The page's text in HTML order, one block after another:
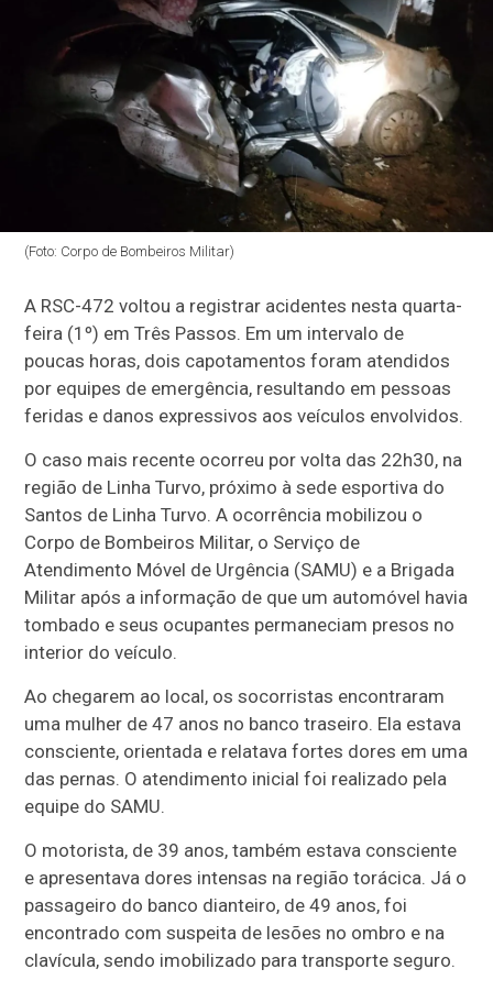
(Foto: Corpo de Bombeiros Militar)
A RSC-472 voltou a registrar acidentes nesta quarta-
feira (1º) em Três Passos. Em um intervalo de
poucas horas, dois capotamentos foram atendidos
por equipes de emergência, resultando em pessoas
feridas e danos expressivos aos veículos envolvidos.
O caso mais recente ocorreu por volta das 22h30, na
região de Linha Turvo, próximo à sede esportiva do
Santos de Linha Turvo. A ocorrência mobilizou o
Corpo de Bombeiros Militar, o Serviço de
Atendimento Móvel de Urgência (SAMU) e a Brigada
Militar após a informação de que um automóvel havia
tombado e seus ocupantes permaneciam presos no
interior do veículo.
Ao chegarem ao local, os socorristas encontraram
uma mulher de 47 anos no banco traseiro. Ela estava
consciente, orientada e relatava fortes dores em uma
das pernas. O atendimento inicial foi realizado pela
equipe do SAMU.
O motorista, de 39 anos, também estava consciente
e apresentava dores intensas na região torácica. Já o
passageiro do banco dianteiro, de 49 anos, foi
encontrado com suspeita de lesões no ombro e na
clavícula, sendo imobilizado para transporte seguro.